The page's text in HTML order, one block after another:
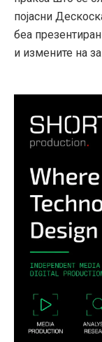
појасни
беа
и измените на